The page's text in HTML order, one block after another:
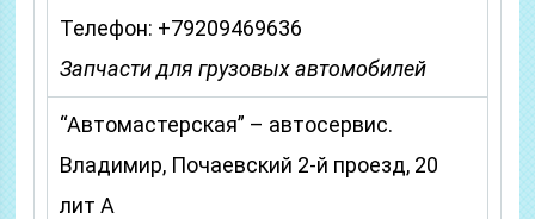
Телефон: +79209469636
Запчасти для грузовых автомобилей
“Автомастерская” – автосервис.
Владимир, Почаевский 2-й проезд, 20
лит А